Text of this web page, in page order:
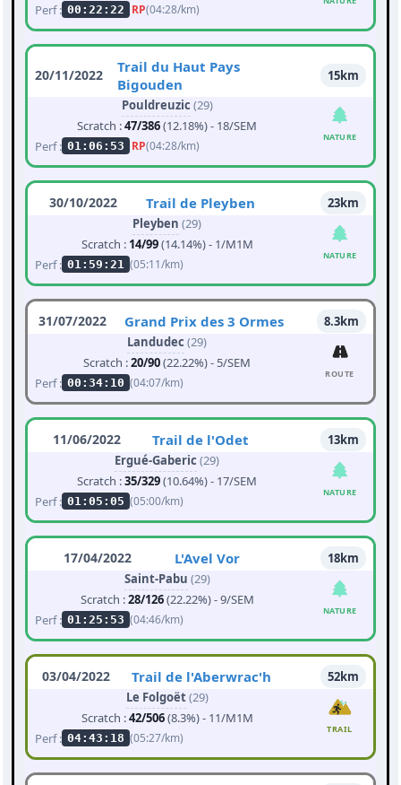
Perf : 00:22:22 RP(04:28/km)
20/11/2022
Trail du Haut Pays
Bigouden
15km
Pouldreuzic (29)
Scratch :47/386(12.18%) - 18/SEM
Perf : 01:06:53 RP(04:28/km)
NATURE
30/10/2022 Trail de Pleyben
23km
Pleyben (29)
Scratch : 14/99(14.14%) - 1/M1M
Perf : 01:59:21 (05:11/km)
NATURE
31/07/2022 Grand Prix des 3 Ormes
8.3km
Landudec (29)
Scratch :20/90(22.22%) - 5/SEM
Perf : 00:34:10 (04:07/km)
ROUTE
11/06/2022 Trail de l'Odet
13km
Ergué-Gaberic (29)
Scratch :35/329(10.64%) - 17/SEM
Perf : 01:05:05 (05:00/km)
NATURE
17/04/2022 L'Avel Vor
18km
Saint-Pabu (29)
Scratch :28/126(22.22%) - 9/SEM
Perf : 01:25:53 (04:46/km)
NATURE
03/04/2022 Trail de l'Aberwrac'h
52km
Le Folgoët(29)
Scratch :42/506(8.3%) - 11/M1M
Perf : 04:43:18 (05:27/km)
TRAIL